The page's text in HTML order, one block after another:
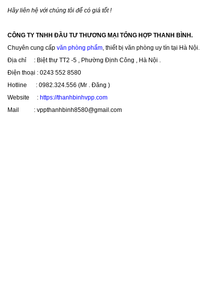
Hãy liên hệ với chúng tôi để có giá tốt !
CÔNG TY TNHH ĐẦU TƯ THƯƠNG MẠI TỔNG HỢP THANH BÌNH.
Chuyên cung cấp văn phòng phẩm, thiết bị văn phòng uy tín tại Hà Nội.
Địa chỉ : Biệt thự TT2 -5 , Phường Định Công , Hà Nội .
Điện thoại : 0243 552 8580
Hotline : 0982.324.556 (Mr . Đăng )
Website : https://thanhbinhvpp.com
Mail : vppthanhbinh8580@gmail.com